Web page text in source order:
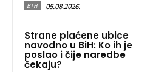
BIH 05.08.2026.
Strane plaćene ubice
navodno u BiH: Ko ih je
poslao i čije naredbe
čekaju?